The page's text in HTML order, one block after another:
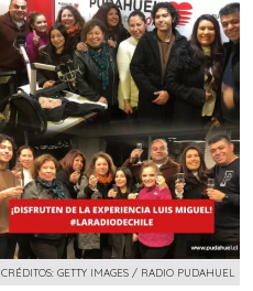
CRÉDITOS: GETTY IMAGES / RADIO PUDAHUEL